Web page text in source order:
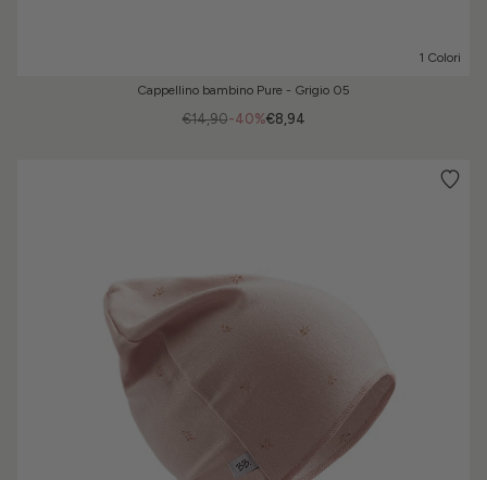
1 Colori
Cappellino bambino Pure - Grigio 05
-40%
€14,90 €8,94